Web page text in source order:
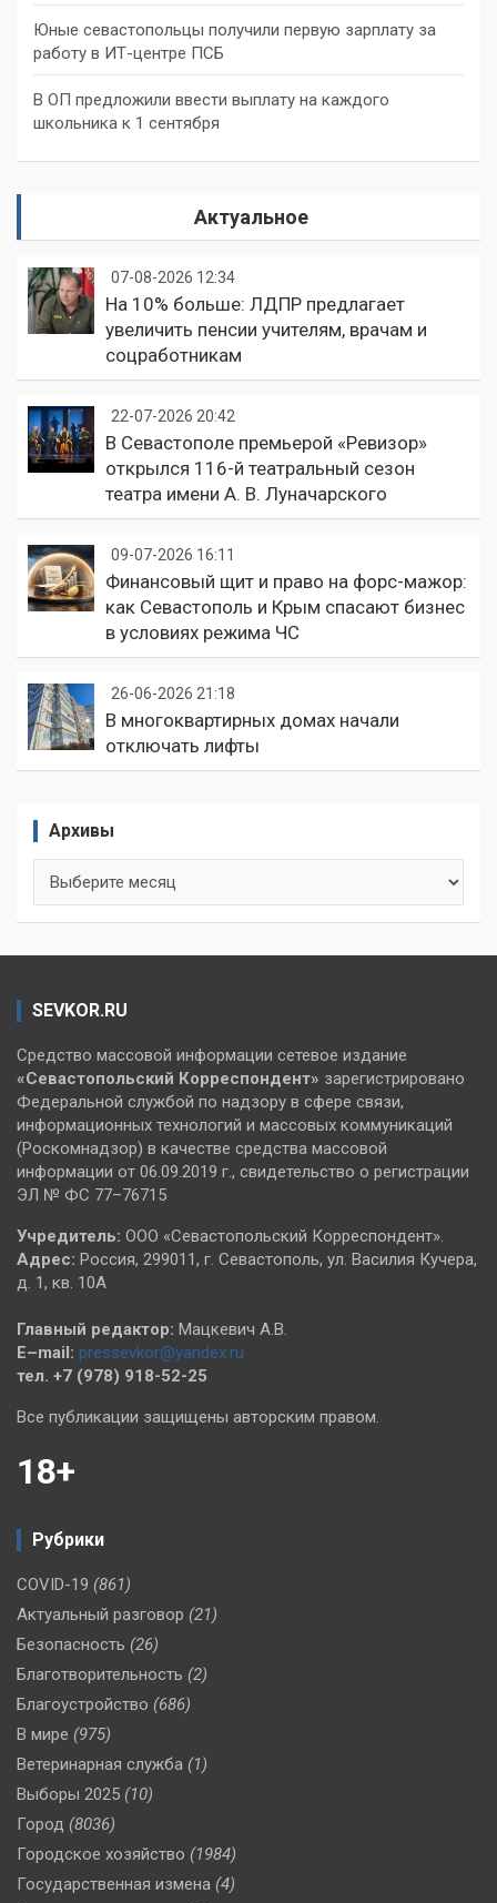
Юные севастопольцы получили первую зарплату за
работу в ИТ-центре ПСБ
В ОП предложили ввести выплату на каждого
школьника к 1 сентября
Актуальное
07-08-2026 12:34
На 10% больше: ЛДПР предлагает
увеличить пенсии учителям, врачам и
соцработникам
22-07-2026 20:42
В Севастополе премьерой «Ревизор»
открылся 116-й театральный сезон
театра имени А. В. Луначарского
09-07-2026 16:11
Финансовый щит и право на форс-мажор:
как Севастополь и Крым спасают бизнес
в условиях режима ЧС
26-06-2026 21:18
В многоквартирных домах начали
отключать лифты
Архивы
SEVKOR.RU
Средство массовой информации сетевое издание
«Севастопольский Корреспондент» зарегистрировано
Федеральной службой по надзору в сфере связи,
информационных технологий и массовых коммуникаций
(Роскомнадзор) в качестве средства массовой
информации от 06.09.2019 г., свидетельство о регистрации
ЭЛ № ФС 77–76715
Учредитель: ООО «Севастопольский Корреспондент».
Адрес: Россия, 299011, г. Севастополь, ул. Василия Кучера,
д. 1, кв. 10А
Главный редактор: Мацкевич А.В.
E–mail: pressevkor@yandex.ru
тел. +7 (978) 918-52-25
Все публикации защищены авторским правом.
18+
Рубрики
COVID-19 (861)
Актуальный разговор (21)
Безопасность (26)
Благотворительность (2)
Благоустройство (686)
В мире (975)
Ветеринарная служба (1)
Выборы 2025 (10)
Город (8036)
Городское хозяйство (1984)
Государственная измена (4)